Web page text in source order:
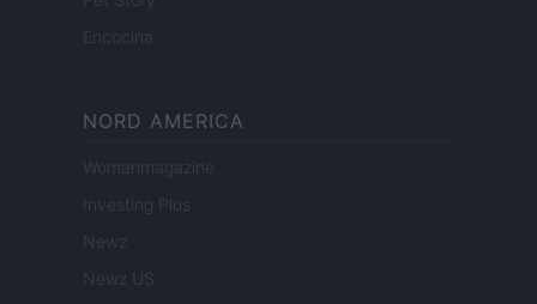
Encocina
NORD AMERICA
Womanmagazine
Investing Plus
Newz
Newz US